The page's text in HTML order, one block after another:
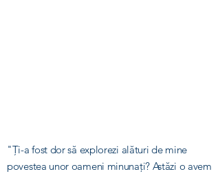
"Ți-a fost dor să explorezi alături de mine
povestea unor oameni minunați? Astăzi o avem